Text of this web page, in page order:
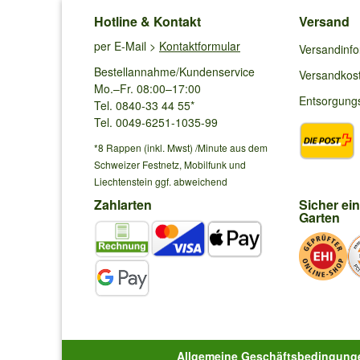
Antwort von Baldur:
Wir empfehlen 5-6 Pflanzen auf 1 m². 60 Pflanzen
Simone S.aus Oberhofen TG schrieb am
Hallo ich habe Isotoma "Blue Foot" gepflanzt. Die
haben Katzen. Herzlichen Dank. Viele Grüsse
Antwort von Baldur:
Die Pflanzen sind ungiftig.
Justine N.aus Leipzig schrieb am
Hallo, kann die Isotoma Blue auch als Bodendecker
Hotline & Kontakt
per E-Mail > Kontaktformular
Bestellannahme/Kundenservice
Mo.–Fr. 08:00–17:00
Tel. 0840-33 44 55*
Tel. 0049-6251-1035-99
*8 Rappen (inkl. Mwst) /Minute aus dem
Schweizer Festnetz, Mobilfunk und
Liechtenstein ggf. abweichend
Versand
Zahlarten Sicher
Garten
Allgemeine